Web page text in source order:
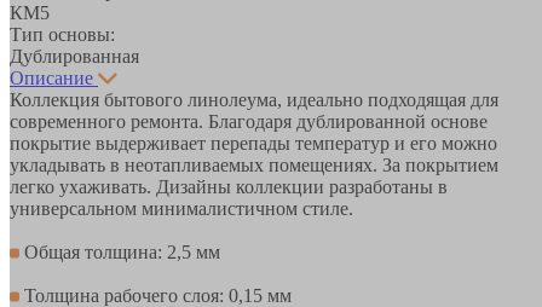
КМ5
Тип основы:
Дублированная
Описание
Коллекция бытового линолеума, идеально подходящая для
современного ремонта. Благодаря дублированной основе
покрытие выдерживает перепады температур и его можно
укладывать в неотапливаемых помещениях. За покрытием
легко ухаживать. Дизайны коллекции разработаны в
универсальном минималистичном стиле.
Общая толщина: 2,5 мм
Толщина рабочего слоя: 0,15 мм